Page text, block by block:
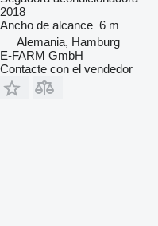
2018
Ancho de alcance 6 m
Alemania, Hamburg
E-FARM GmbH
Contacte con el vendedor